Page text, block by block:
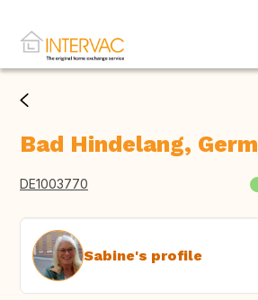
Bad Hindelang,
DE1003770
Sabine's profile